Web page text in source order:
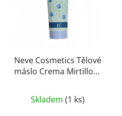
Neve Cosmetics Tělové
máslo Crema Mirtillosa
Skladem (1 ks)